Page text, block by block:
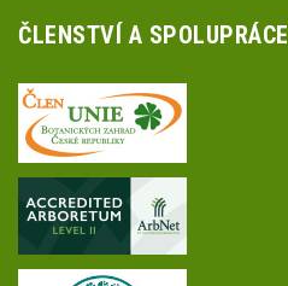
ČLENSTVÍ A SPOLUPRÁCE